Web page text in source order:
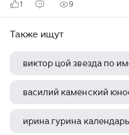
1 9
Также ищут
виктор цой звезда по
василий каменский
ирина гурина